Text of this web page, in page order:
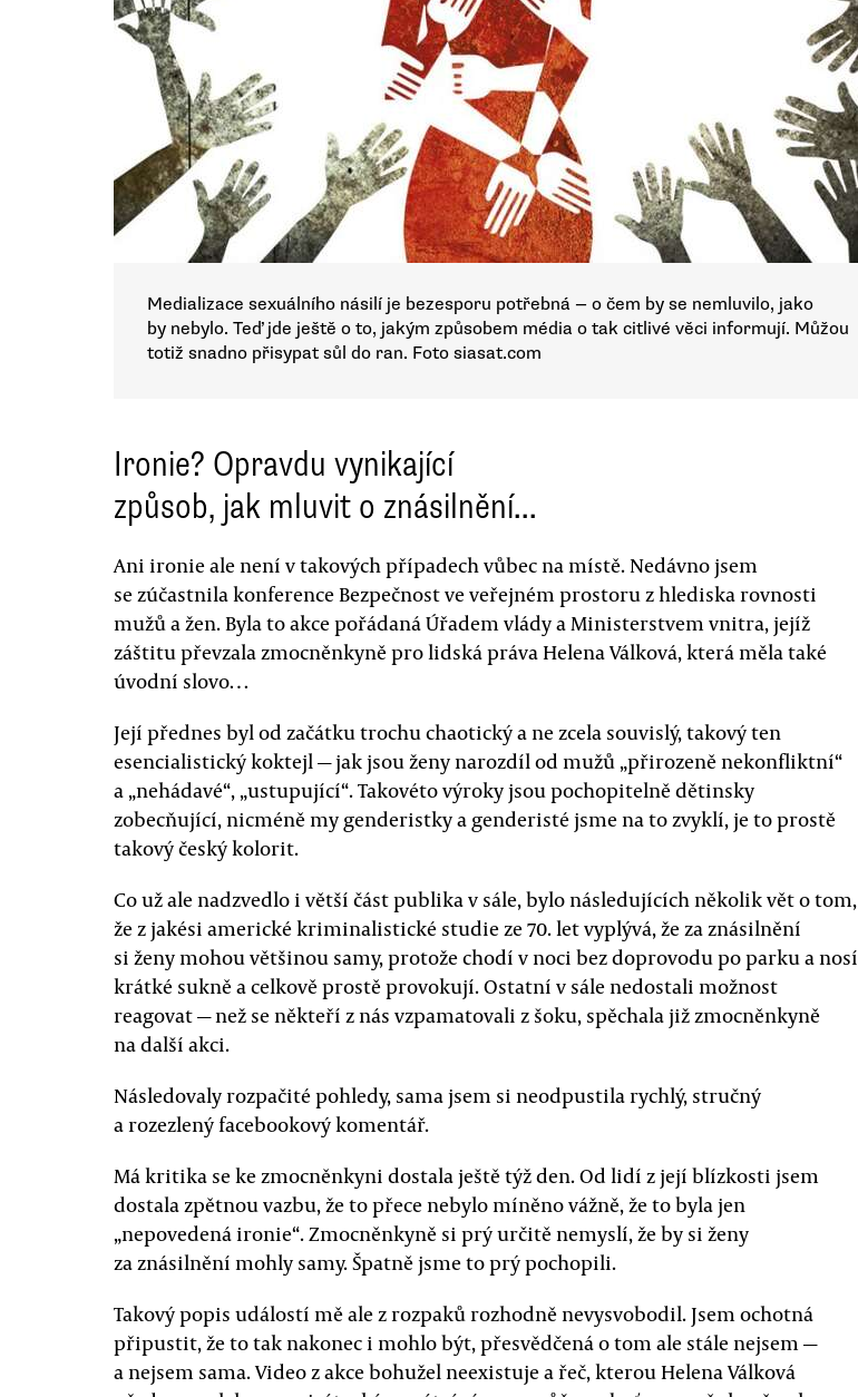
Medializace sexuálního násilí je bezesporu potřebná — o čem by se nemluvilo, jako
by nebylo. Teď jde ještě o to, jakým způsobem média o tak citlivé věci informují. Můžou
totiž snadno přisypat sůl do ran. Foto siasat.com
Ironie? Opravdu vynikající
způsob, jak mluvit o znásilnění…
Ani ironie ale není v takových případech vůbec na místě. Nedávno jsem
se zúčastnila konference Bezpečnost ve veřejném prostoru z hlediska rovnosti
mužů a žen. Byla to akce pořádaná Úřadem vlády a Ministerstvem vnitra, jejíž
záštitu převzala zmocněnkyně pro lidská práva Helena Válková, která měla také
úvodní slovo…
Její přednes byl od začátku trochu chaotický a ne zcela souvislý, takový ten
esencialistický koktejl — jak jsou ženy narozdíl od mužů „přirozeně nekonfliktní“
a „nehádavé“, „ustupující“. Takovéto výroky jsou pochopitelně dětinsky
zobecňující, nicméně my genderistky a genderisté jsme na to zvyklí, je to prostě
takový český kolorit.
Co už ale nadzvedlo i větší část publika v sále, bylo následujících několik vět o tom,
že z jakési americké kriminalistické studie ze 70. let vyplývá, že za znásilnění
si ženy mohou většinou samy, protože chodí v noci bez doprovodu po parku a nosí
krátké sukně a celkově prostě provokují. Ostatní v sále nedostali možnost
reagovat — než se někteří z nás vzpamatovali z šoku, spěchala již zmocněnkyně
na další akci.
Následovaly rozpačité pohledy, sama jsem si neodpustila rychlý, stručný
a rozezlený facebookový komentář.
Má kritika se ke zmocněnkyni dostala ještě týž den. Od lidí z její blízkosti jsem
dostala zpětnou vazbu, že to přece nebylo míněno vážně, že to byla jen
„nepovedená ironie“. Zmocněnkyně si prý určitě nemyslí, že by si ženy
za znásilnění mohly samy. Špatně jsme to prý pochopili.
Takový popis událostí mě ale z rozpaků rozhodně nevysvobodil. Jsem ochotná
připustit, že to tak nakonec i mohlo být, přesvědčená o tom ale stále nejsem —
a nejsem sama. Video z akce bohužel neexistuje a řeč, kterou Helena Válková